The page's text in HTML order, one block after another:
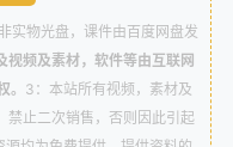
实物光盘，课件由百度网盘发
视频及素材，软件等由互联网
3：本站所有视频，素材及
禁止二次销售，否则因此引起